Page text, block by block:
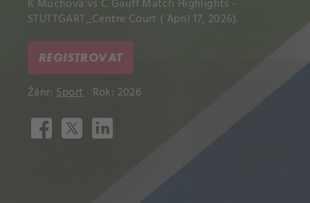
K Muchova vs C Gauff Match Highlights -
STUTTGART_Centre Court ( April 17, 2026).
REGISTROVAT
Žánr:Sport Rok: 2026